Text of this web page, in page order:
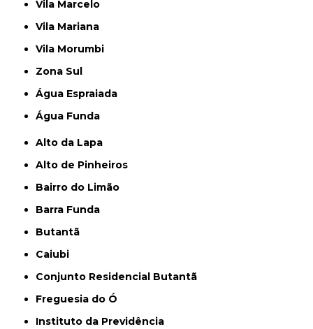
Vila Marcelo
Vila Mariana
Vila Morumbi
Zona Sul
Água Espraiada
Água Funda
Alto da Lapa
Alto de Pinheiros
Bairro do Limão
Barra Funda
Butantã
Caiubi
Conjunto Residencial Butantã
Freguesia do Ó
Instituto da Previdência